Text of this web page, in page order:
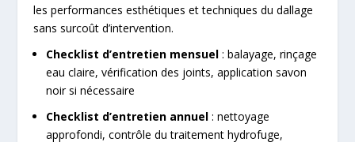
les performances esthétiques et techniques du dallage
sans surcoût d’intervention.
Checklist d’entretien mensuel : balayage, rinçage
eau claire, vérification des joints, application savon
noir si nécessaire
Checklist d’entretien annuel : nettoyage
approfondi, contrôle du traitement hydrofuge,